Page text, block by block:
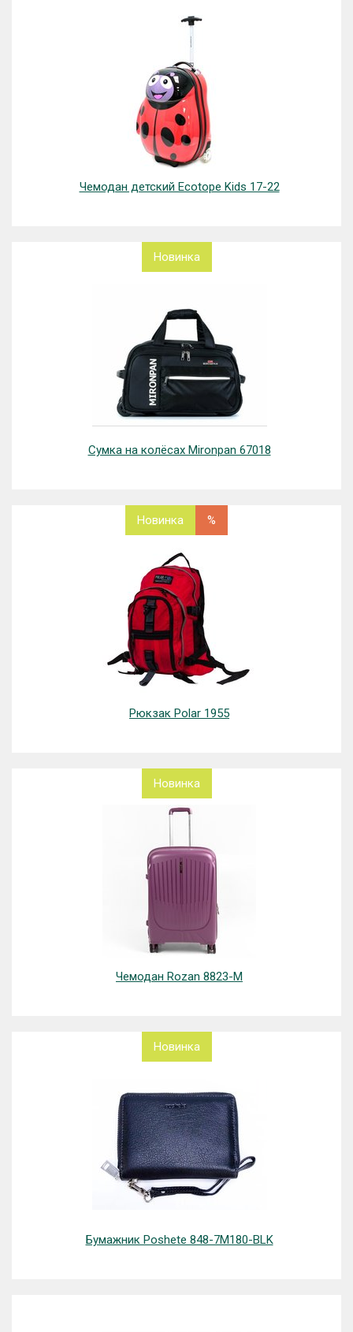
Чемодан детский Ecotope Kids 17-22
Новинка
Сумка на колёсах Mironpan 67018
Новинка %
Рюкзак Polar 1955
Новинка
Чемодан Rozan 8823-M
Новинка
Бумажник Poshete 848-7M180-BLK